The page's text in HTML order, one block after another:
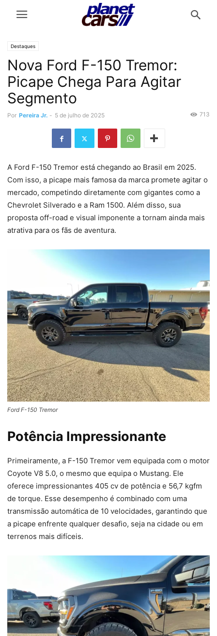
Destaques
Nova Ford F-150 Tremor:
Picape Chega Para Agitar
Segmento
Por Pereira Jr. - 5 de julho de 2025 713
A Ford F-150 Tremor está chegando ao Brasil em 2025.
Com isso, a picape mais famosa da marca promete agitar o
mercado, competindo diretamente com gigantes como a
Chevrolet Silverado e a Ram 1500. Além disso, sua
proposta off-road e visual imponente a tornam ainda mais
atrativa para os fãs de aventura.
Ford F-150 Tremor
Potência Impressionante
Primeiramente, a F-150 Tremor vem equipada com o motor
Coyote V8 5.0, o mesmo que equipa o Mustang. Ele
oferece impressionantes 405 cv de potência e 56,7 kgfm
de torque. Esse desempenho é combinado com uma
transmissão automática de 10 velocidades, garantindo que
a picape enfrente qualquer desafio, seja na cidade ou em
terrenos mais difíceis.